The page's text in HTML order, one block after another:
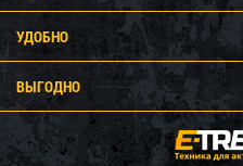
УДОБНО
ВЫГОДНО